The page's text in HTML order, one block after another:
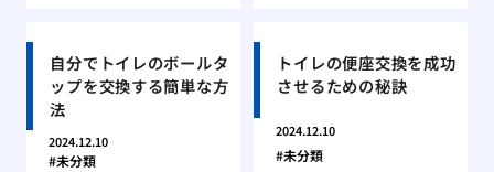
自分でトイレのボールタ
ップを交換する簡単な方
法
2024.12.10
未分類
トイレの便座交換を成功
させるための秘訣
2024.12.10
未分類